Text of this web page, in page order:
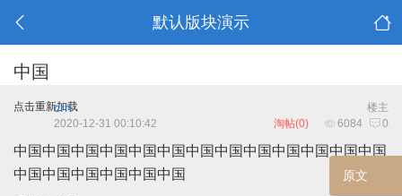
默认版块演示
中国
点击重新加载 楼主
crh
6084 0
2020-12-31 00:10:42 淘帖(0)
中国中国中国中国中国中国中国中国中国中国中国中国中国
中国中国中国中国中国中国
原